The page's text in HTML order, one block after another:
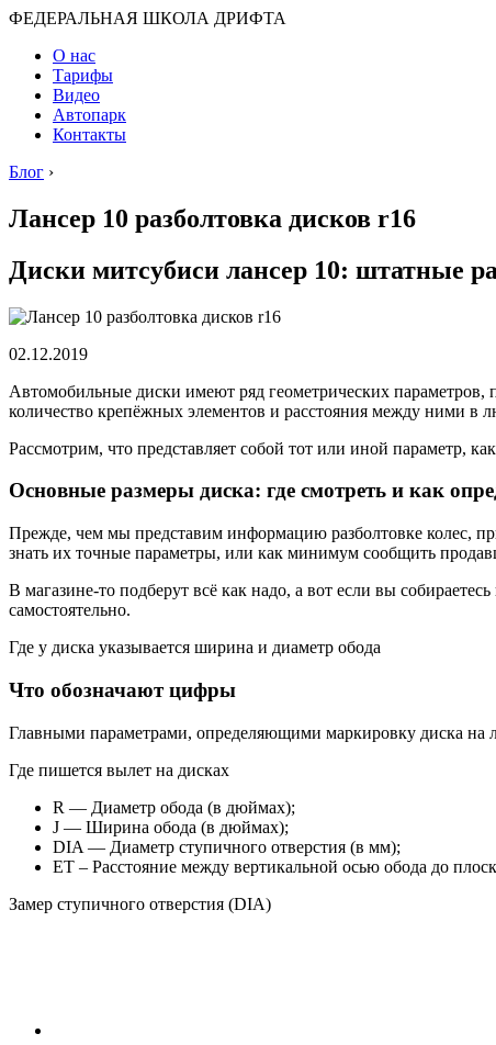
ФЕДЕРАЛЬНАЯ ШКОЛА ДРИФТА
О нас
Тарифы
Видео
Автопарк
Контакты
Блог ›
Лансер 10 разболтовка дисков r16
Диски митсубиси лансер 10: штатные
02.12.2019
Автомобильные диски имеют ряд геометрических
количество крепёжных элементов и расстояния между ними в
Рассмотрим, что представляет собой тот или иной параметр,
Основные размеры диска: где смотреть и как
Прежде, чем мы представим информацию разболтовке колес,
знать их точные параметры, или как минимум сообщить
В магазине-то подберут всё как надо, а вот если вы
самостоятельно.
Где у диска указывается ширина и диаметр обода
Что обозначают цифры
Главными параметрами, определяющими маркировку диска на
Где пишется вылет на дисках
R — Диаметр обода (в дюймах);
J — Ширина обода (в дюймах);
DIA — Диаметр ступичного отверстия (в мм);
ЕТ – Расстояние между вертикальной осью обода до
Замер ступичного отверстия (DIA)